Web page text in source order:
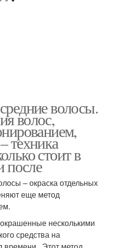
волосы.
волос,
техника
стоит в
после
– окраска отдельных
еще метод
несколькими
средства на